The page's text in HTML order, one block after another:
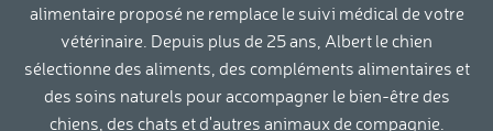
alimentaire proposé ne remplace le suivi médical de votre
vétérinaire. Depuis plus de 25 ans, Albert le chien
sélectionne des aliments, des compléments alimentaires et
des soins naturels pour accompagner le bien-être des
chiens, des chats et d'autres animaux de compagnie.